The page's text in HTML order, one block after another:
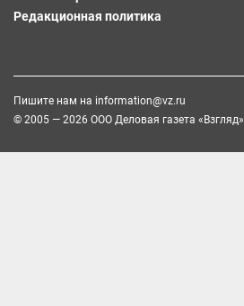
Редакционная политика
Пишите нам на information@vz.ru
© 2005 — 2026 ООО Деловая газета «Взгляд»